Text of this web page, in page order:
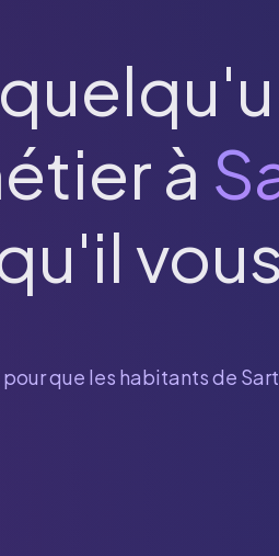
à
que les habitants de